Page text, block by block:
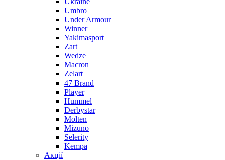
Umbro
Under Armour
Winner
Yakimasport
Zart
Wedze
Macron
Zelart
47 Brand
Player
Hummel
Derbystar
Molten
Mizuno
Selerity
Kempa
Акції